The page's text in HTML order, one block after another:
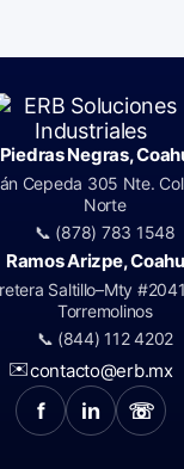
Piedras Negras,
Cepeda 305 Nte.
Norte
📞 (878) 783 1548
Ramos Arizpe,
Saltillo–Mty
Torremolinos
📞 (844) 112 4202
✉️contacto@erb.mx
f in ☏